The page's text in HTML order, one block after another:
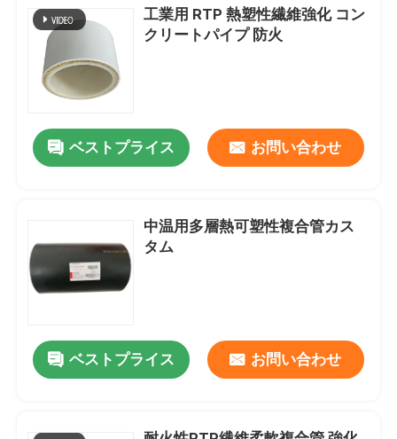
VRショー
企業情報
会社案内
お問い合わせ
見積依頼
補強された熱可塑性の管
工業用 RTP 熱塑性繊維強化 コン
クリートパイプ 防火
ベストプライス お問い合わせ
中温用多層熱可塑性複合管カス
タム
ベストプライス お問い合わせ